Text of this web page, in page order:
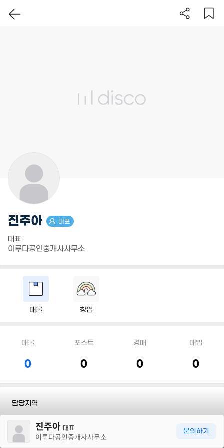
진주아 대표
대표
이루다공인중개사사무소
매물 창업
매물
0
포스트
0
경매
0
매입
0
담당지역
전화 진주아 대표
이루다공인중개사사무소
문의하기